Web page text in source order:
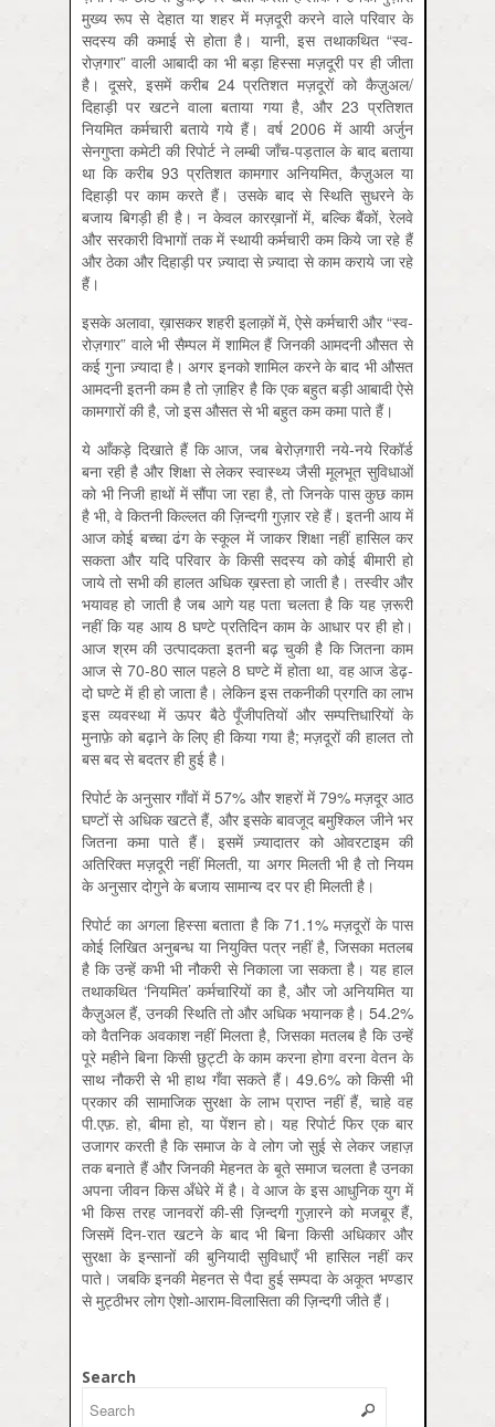
मुख्य रूप से देहात या शहर में मज़दूरी करने वाले परिवार के
सदस्य की कमाई से होता है। यानी, इस तथाकथित “स्व-
रोज़गार” वाली आबादी का भी बड़ा हिस्सा मज़दूरी पर ही जीता
है। दूसरे, इसमें करीब 24 प्रतिशत मज़दूरों को कैज़ुअल/
दिहाड़ी पर खटने वाला बताया गया है, और 23 प्रतिशत
नियमित कर्मचारी बताये गये हैं। वर्ष 2006 में आयी अर्जुन
सेनगुप्ता कमेटी की रिपोर्ट ने लम्बी जाँच-पड़ताल के बाद बताया
था कि करीब 93 प्रतिशत कामगार अनियमित, कैज़ुअल या
दिहाड़ी पर काम करते हैं। उसके बाद से स्थिति सुधरने के
बजाय बिगड़ी ही है। न केवल कारख़ानों में, बल्कि बैंकों, रेलवे
और सरकारी विभागों तक में स्थायी कर्मचारी कम किये जा रहे हैं
और ठेका और दिहाड़ी पर ज़्यादा से ज़्यादा से काम कराये जा रहे
हैं।
इसके अलावा, ख़ासकर शहरी इलाक़ों में, ऐसे कर्मचारी और “स्व-
रोज़गार” वाले भी सैम्पल में शामिल हैं जिनकी आमदनी औसत से
कई गुना ज़्यादा है। अगर इनको शामिल करने के बाद भी औसत
आमदनी इतनी कम है तो ज़ाहिर है कि एक बहुत बड़ी आबादी ऐसे
कामगारों की है, जो इस औसत से भी बहुत कम कमा पाते हैं।
ये आँकड़े दिखाते हैं कि आज, जब बेरोज़गारी नये-नये रिकॉर्ड
बना रही है और शिक्षा से लेकर स्वास्थ्य जैसी मूलभूत सुविधाओं
को भी निजी हाथों में सौंपा जा रहा है, तो जिनके पास कुछ काम
है भी, वे कितनी किल्लत की ज़िन्दगी गुज़ार रहे हैं। इतनी आय में
आज कोई बच्चा ढंग के स्कूल में जाकर शिक्षा नहीं हासिल कर
सकता और यदि परिवार के किसी सदस्य को कोई बीमारी हो
जाये तो सभी की हालत अधिक ख़स्ता हो जाती है। तस्वीर और
भयावह हो जाती है जब आगे यह पता चलता है कि यह ज़रूरी
नहीं कि यह आय 8 घण्टे प्रतिदिन काम के आधार पर ही हो।
आज श्रम की उत्पादकता इतनी बढ़ चुकी है कि जितना काम
आज से 70-80 साल पहले 8 घण्टे में होता था, वह आज डेढ़-
दो घण्टे में ही हो जाता है। लेकिन इस तकनीकी प्रगति का लाभ
इस व्यवस्था में ऊपर बैठे पूँजीपतियों और सम्पत्तिधारियों के
मुनाफ़े को बढ़ाने के लिए ही किया गया है; मज़दूरों की हालत तो
बस बद से बदतर ही हुई है।
रिपोर्ट के अनुसार गाँवों में 57% और शहरों में 79% मज़दूर आठ
घण्टों से अधिक खटते हैं, और इसके बावजूद बमुश्किल जीने भर
जितना कमा पाते हैं। इसमें ज़्यादातर को ओवरटाइम की
अतिरिक्त मज़दूरी नहीं मिलती, या अगर मिलती भी है तो नियम
के अनुसार दोगुने के बजाय सामान्य दर पर ही मिलती है।
रिपोर्ट का अगला हिस्सा बताता है कि 71.1% मज़दूरों के पास
कोई लिखित अनुबन्ध या नियुक्ति पत्र नहीं है, जिसका मतलब
है कि उन्हें कभी भी नौकरी से निकाला जा सकता है। यह हाल
तथाकथित ‘नियमित’ कर्मचारियों का है, और जो अनियमित या
कैज़ुअल हैं, उनकी स्थिति तो और अधिक भयानक है। 54.2%
को वैतनिक अवकाश नहीं मिलता है, जिसका मतलब है कि उन्हें
पूरे महीने बिना किसी छुट्टी के काम करना होगा वरना वेतन के
साथ नौकरी से भी हाथ गँवा सकते हैं। 49.6% को किसी भी
प्रकार की सामाजिक सुरक्षा के लाभ प्राप्त नहीं हैं, चाहे वह
पी.एफ़. हो, बीमा हो, या पेंशन हो। यह रिपोर्ट फिर एक बार
उजागर करती है कि समाज के वे लोग जो सुई से लेकर जहाज़
तक बनाते हैं और जिनकी मेहनत के बूते समाज चलता है उनका
अपना जीवन किस अँधेरे में है। वे आज के इस आधुनिक युग में
भी किस तरह जानवरों की-सी ज़िन्दगी गुज़ारने को मजबूर हैं,
जिसमें दिन-रात खटने के बाद भी बिना किसी अधिकार और
सुरक्षा के इन्सानों की बुनियादी सुविधाएँ भी हासिल नहीं कर
पाते। जबकि इनकी मेहनत से पैदा हुई सम्पदा के अकूत भण्डार
से मुट्ठीभर लोग ऐशो-आराम-विलासिता की ज़िन्दगी जीते हैं।
Search